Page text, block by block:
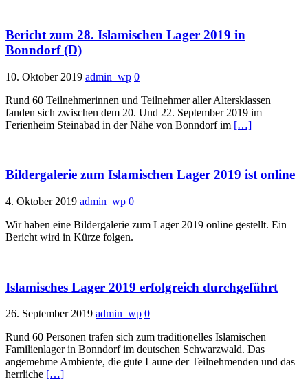
Bericht zum 28. Islamischen Lager 2019 in
Bonndorf (D)
10. Oktober 2019 admin_wp 0
Rund 60 Teilnehmerinnen und Teilnehmer aller Altersklassen
fanden sich zwischen dem 20. Und 22. September 2019 im
Ferienheim Steinabad in der Nähe von Bonndorf im […]
Bildergalerie zum Islamischen Lager 2019 ist online
4. Oktober 2019 admin_wp 0
Wir haben eine Bildergalerie zum Lager 2019 online gestellt. Ein
Bericht wird in Kürze folgen.
Islamisches Lager 2019 erfolgreich durchgeführt
26. September 2019 admin_wp 0
Rund 60 Personen trafen sich zum traditionelles Islamischen
Familienlager in Bonndorf im deutschen Schwarzwald. Das
angemehme Ambiente, die gute Laune der Teilnehmenden und das
herrliche […]